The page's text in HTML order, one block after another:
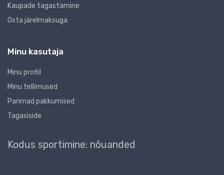
Kaupade tagastamine
Osta järelmaksuga
Minu kasutaja
Minu profiil
Minu tellimused
Parimad pakkumised
Tagasiside
Kodus sportimine: nõuanded